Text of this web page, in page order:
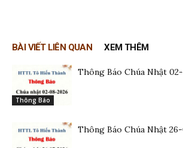
BÀI VIẾT LIÊN QUAN XEM THÊM
Thông Báo
Thông Báo Chúa Nhật
Thông Báo Chúa Nhật